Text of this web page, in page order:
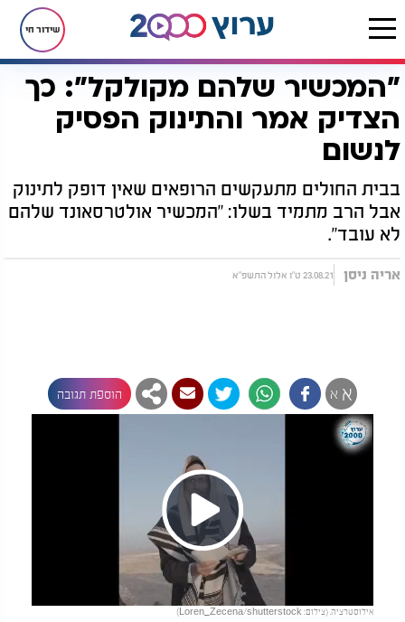
שידור חי
דף הבית יהדות מיסטיקה וקבלה "המכשיר שלהם מקולקל": כך הצדיק אמר והתינוק הפסיק לנשום
"המכשיר שלהם מקולקל": כך
הצדיק אמר והתינוק הפסיק
לנשום
בבית החולים מתעקשים הרופאים שאין דופק לתינוק
אבל הרב מתמיד בשלו: "המכשיר אולטרסאונד שלהם
לא עובד".
אריה ניסן 23.08.21 ט"ו אלול התשפ"א
א א הוספת תגובה
Play
אילוסטרציה. (צילום: Loren_Zecena/shutterstock)